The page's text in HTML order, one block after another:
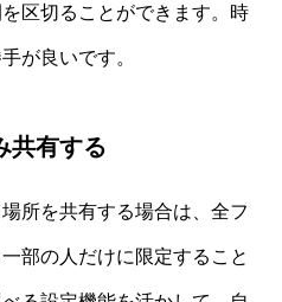
区切ることができます。時
が良いです。
共有する
所を共有する場合は、全フ
部の人だけに限定すること